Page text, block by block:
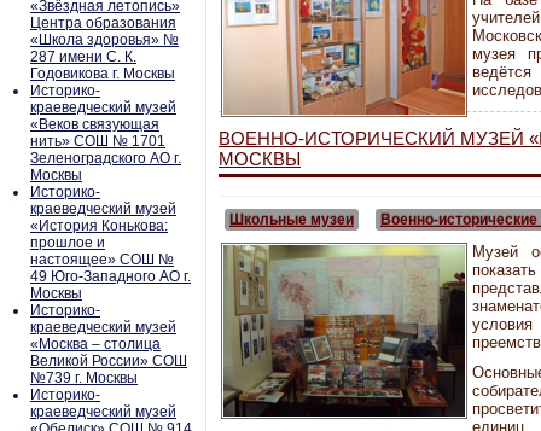
«Звёздная летопись»
Центра образования
«Школа здоровья» №
287 имени С. К.
Годовикова г. Москвы
Историко-
краеведческий музей
«Веков связующая
нить» СОШ № 1701
Зеленоградского АО г.
Москвы
Историко-
краеведческий музей
«История Конькова:
прошлое и
настоящее» СОШ №
49 Юго-Западного АО г.
Москвы
Историко-
краеведческий музей
«Москва – столица
Великой России» СОШ
№739 г. Москвы
Историко-
краеведческий музей
музея
ВОЕННО-ИСТОРИЧЕСКИЙ МУЗЕЙ
МОСКВЫ
Школьные музеи Военно-
Музей
единиц